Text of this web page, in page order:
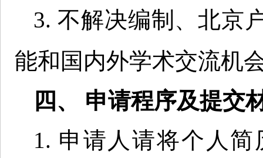
3. 不解决编制、北京
能和国内外学术交流机
四、 申请程序及提交
1. 申请人请将个人